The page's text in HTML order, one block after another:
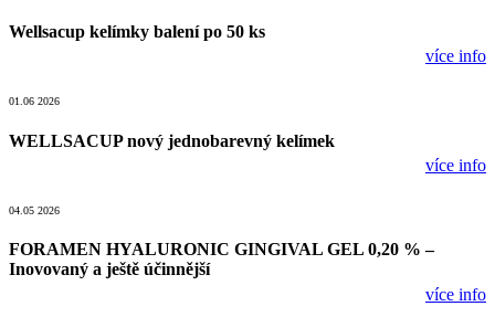
Wellsacup kelímky balení po 50 ks
více info
01.06 2026
WELLSACUP nový jednobarevný kelímek
více info
04.05 2026
FORAMEN HYALURONIC GINGIVAL GEL 0,20 % –
Inovovaný a ještě účinnější
více info